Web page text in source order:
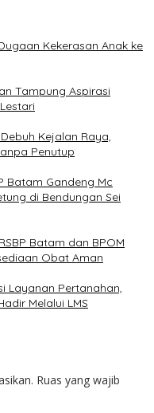
Kekerasan Anak ke
Tampung Aspirasi
Kejalan Raya,
Penutup
Batam Gandeng Mc
di Bendungan Sei
Batam dan BPOM
Obat Aman
Layanan Pertanahan,
Melalui LMS
Ruas yang wajib